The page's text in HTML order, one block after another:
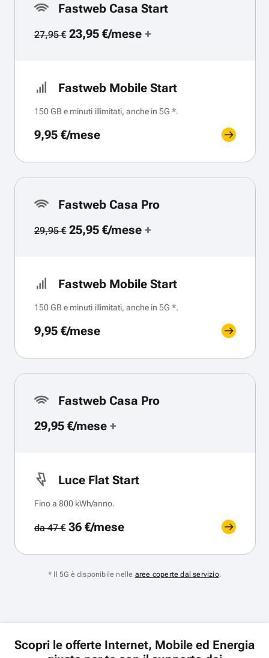
Fastweb Casa Start
27,95 €23,95 €/mese+
Fastweb Mobile Start
150 GB e minuti illimitati, anche in 5G *.
9,95 €/mese
Fastweb Casa Pro
29,95 €25,95 €/mese+
Fastweb Mobile Start
150 GB e minuti illimitati, anche in 5G *.
9,95 €/mese
Fastweb Casa Pro
29,95 €/mese +
Luce Flat Start
Fino a 800 kWh/anno.
da 47 €36 €/mese
* Il 5G è disponibile nelle aree coperte dal servizio.
Scopri le offerte Internet, Mobile ed Energia